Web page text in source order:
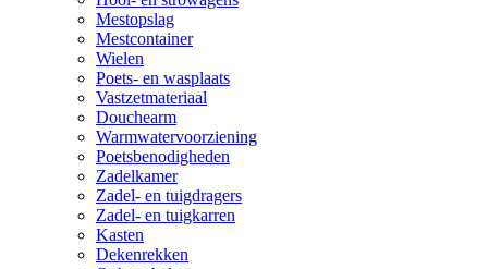
Mestopslag
Mestcontainer
Wielen
Poets- en wasplaats
Vastzetmateriaal
Douchearm
Warmwatervoorziening
Poetsbenodigheden
Zadelkamer
Zadel- en tuigdragers
Zadel- en tuigkarren
Kasten
Dekenrekken